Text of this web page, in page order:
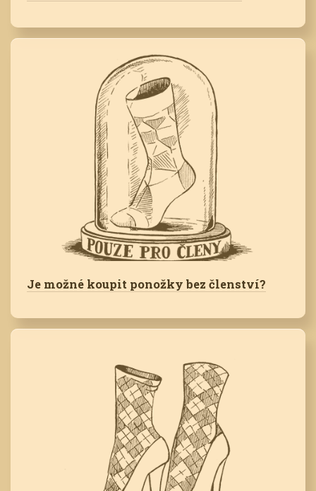
Je možné koupit ponožky bez členství?